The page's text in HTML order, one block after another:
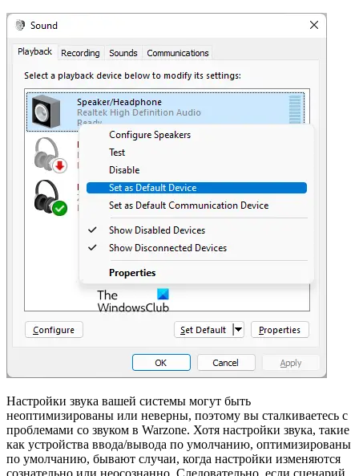
Настройки звука вашей системы могут быть
неоптимизированы или неверны, поэтому вы сталкиваетесь с
проблемами со звуком в Warzone. Хотя настройки звука, такие
как устройства ввода/вывода по умолчанию, оптимизированы
по умолчанию, бывают случаи, когда настройки изменяются
сознательно или неосознанно. Следовательно, если сценарий